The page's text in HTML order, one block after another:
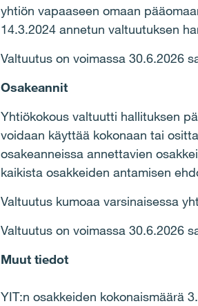
yhtiön vapaaseen omaan
14.3.2024 annetun valtuutuksen
Valtuutus on voimassa 30.6.2026
Osakeannit
Yhtiökokous valtuutti hallituksen
voidaan käyttää kokonaan tai
osakeanneissa annettavien
kaikista osakkeiden antamisen
Valtuutus kumoaa varsinaisessa
Valtuutus on voimassa 30.6.2026
Muut tiedot
YIT:n osakkeiden kokonaismäärä